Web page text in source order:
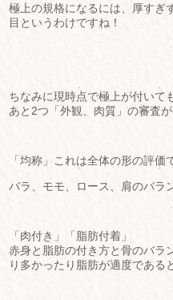
極上の規格になるには、厚すぎ
目というわけですね！
ちなみに現時点で極上が付いて
あと2つ「外観、肉質」の審査が
「均称」これは全体の形の評価
バラ、モモ、ロース、肩のバラ
「肉付き」「脂肪付着」
赤身と脂肪の付き方と骨のバラ
り多かったり脂肪が適度である